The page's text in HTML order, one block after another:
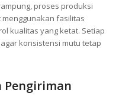
proses produksi
fasilitas
kualitas yang ketat. Setiap
konsistensi mutu tetap
Pengiriman